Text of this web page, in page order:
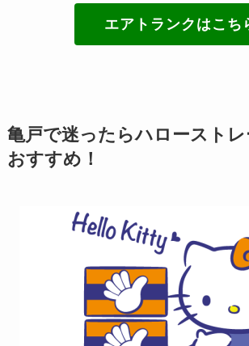
エアトランクはこち
亀戸で迷ったらハロースト
おすすめ！